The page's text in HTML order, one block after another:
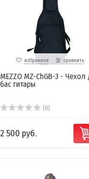
избранное сравнить
MEZZO MZ-ChGB-3 - Чехол
бас гитары
(0)
2 500 руб.